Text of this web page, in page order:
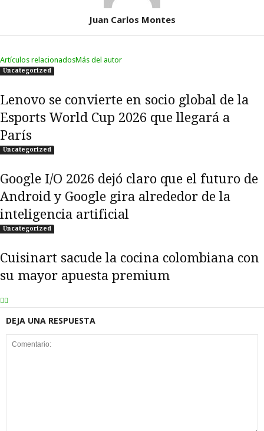
Juan Carlos Montes
Artículos relacionadosMás del autor
Uncategorized
Lenovo se convierte en socio global de la
Esports World Cup 2026 que llegará a
París
Uncategorized
Google I/O 2026 dejó claro que el futuro de
Android y Google gira alrededor de la
inteligencia artificial
Uncategorized
Cuisinart sacude la cocina colombiana con
su mayor apuesta premium
DEJA UNA RESPUESTA